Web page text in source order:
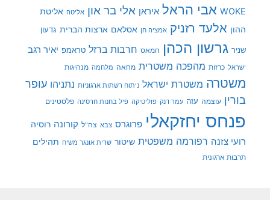
WOKE אבי הראל איראן אלי בר און אליטה אליטת
ההון אלעד רזניק אמציה חן אסלאם ארצות הברית גדעון
שניר גרשון הכהן חמאס חרבות ברזל טראמפ יאיר רגב
ישראל כרזות מהפכה משטרית מחאה מלחמה מנהיגות
משטרה משטרת ישראל ניתוח רשתות ארגוניות נתניהו עופר
בורין עוצמה עזה עמר דנק פוליטיקה פיל בחנות חרסינה פלסטינים
פנחס יחזקאלי פרוגרס צבא צה"ל קורונה רוסיה
רועי צזנה רפורמה משפטית שיטור שרית אונגר משיח תהילים
תרבות ארגונית